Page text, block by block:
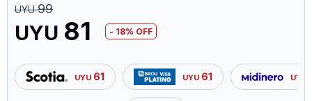
UYU 81
UYU 99
18
UYU 61 UYU 61 UYU